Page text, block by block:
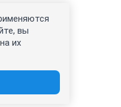
вы
на их